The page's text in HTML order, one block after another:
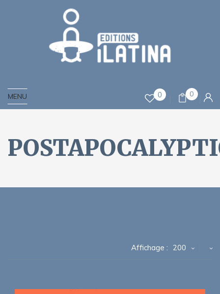
MENU 0 0
Affichage : 200